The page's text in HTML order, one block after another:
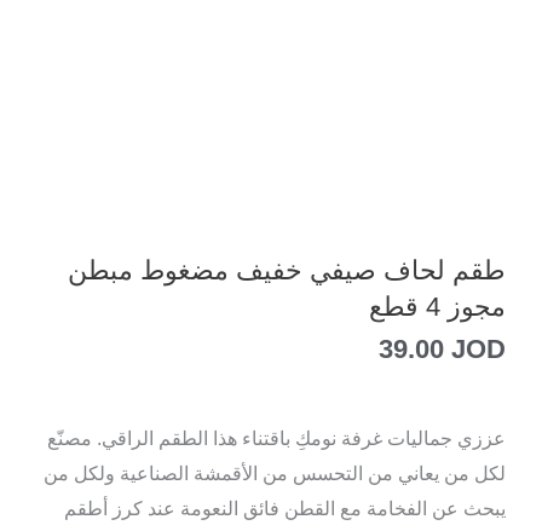
طقم لحاف صيفي خفيف مضغوط مبطن
مجوز 4 قطع
39.00 JOD
عززي جماليات غرفة نومكِ باقتناء هذا الطقم الراقي. مصنّع
لكل من يعاني من التحسس من الأقمشة الصناعية ولكل من
يبحث عن الفخامة مع القطن فائق النعومة عند كرز أطقم